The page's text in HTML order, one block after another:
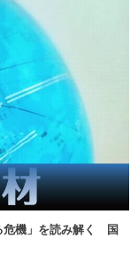
危機」を読み解く 国